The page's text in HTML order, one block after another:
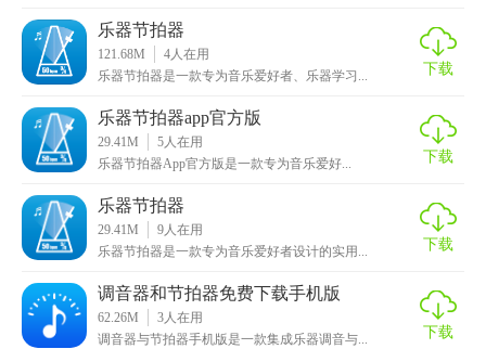
使用体验。
【乐器节拍器免费下载内容】
- 完整的节拍器功能集合
- 简单易用的操作界面
【乐器节拍器免费下载玩法】
乐器节拍器
121.68M 4人在用
乐器节拍器是一款专为音乐爱好者、乐器学习...
下载
乐器节拍器app官方版
29.41M 5人在用
乐器节拍器App官方版是一款专为音乐爱好...
下载
乐器节拍器
29.41M 9人在用
乐器节拍器是一款专为音乐爱好者设计的实用...
下载
调音器和节拍器免费下载手机版
62.26M 3人在用
调音器与节拍器手机版是一款集成乐器调音与...
下载